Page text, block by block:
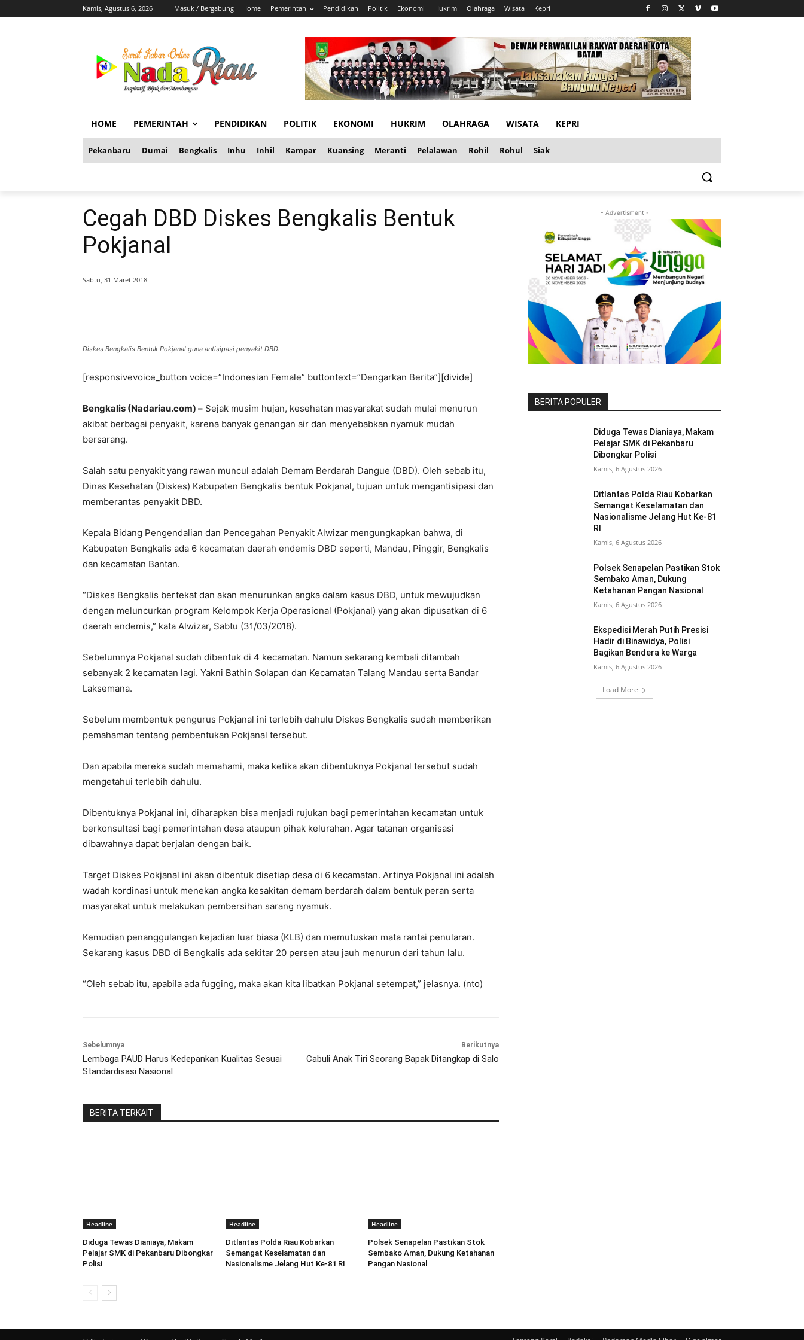
Kamis, Agustus 6, 2026 Masuk / Bergabung Home Pemerintah Pendidikan Politik Ekonomi Hukrim Olahraga Wisata Kepri
HOME PEMERINTAH PENDIDIKAN POLITIK EKONOMI HUKRIM OLAHRAGA WISATA KEPRI
Pekanbaru Dumai Bengkalis Inhu Inhil Kampar Kuansing Meranti Pelalawan Rohil Rohul Siak
Cegah DBD Diskes Bengkalis Bentuk
Pokjanal
Sabtu, 31 Maret 2018
Diskes Bengkalis Bentuk Pokjanal guna antisipasi penyakit DBD.
[responsivevoice_button voice=”Indonesian Female” buttontext=”Dengarkan Berita”][divide]
Bengkalis (Nadariau.com) – Sejak musim hujan, kesehatan masyarakat sudah mulai menurun
akibat berbagai penyakit, karena banyak genangan air dan menyebabkan nyamuk mudah
bersarang.
Salah satu penyakit yang rawan muncul adalah Demam Berdarah Dangue (DBD). Oleh sebab itu,
Dinas Kesehatan (Diskes) Kabupaten Bengkalis bentuk Pokjanal, tujuan untuk mengantisipasi dan
memberantas penyakit DBD.
Kepala Bidang Pengendalian dan Pencegahan Penyakit Alwizar mengungkapkan bahwa, di
Kabupaten Bengkalis ada 6 kecamatan daerah endemis DBD seperti, Mandau, Pinggir, Bengkalis
dan kecamatan Bantan.
“Diskes Bengkalis bertekat dan akan menurunkan angka dalam kasus DBD, untuk mewujudkan
dengan meluncurkan program Kelompok Kerja Operasional (Pokjanal) yang akan dipusatkan di 6
daerah endemis,” kata Alwizar, Sabtu (31/03/2018).
Sebelumnya Pokjanal sudah dibentuk di 4 kecamatan. Namun sekarang kembali ditambah
sebanyak 2 kecamatan lagi. Yakni Bathin Solapan dan Kecamatan Talang Mandau serta Bandar
Laksemana.
Sebelum membentuk pengurus Pokjanal ini terlebih dahulu Diskes Bengkalis sudah memberikan
pemahaman tentang pembentukan Pokjanal tersebut.
Dan apabila mereka sudah memahami, maka ketika akan dibentuknya Pokjanal tersebut sudah
mengetahui terlebih dahulu.
Dibentuknya Pokjanal ini, diharapkan bisa menjadi rujukan bagi pemerintahan kecamatan untuk
berkonsultasi bagi pemerintahan desa ataupun pihak kelurahan. Agar tatanan organisasi
dibawahnya dapat berjalan dengan baik.
Target Diskes Pokjanal ini akan dibentuk disetiap desa di 6 kecamatan. Artinya Pokjanal ini adalah
wadah kordinasi untuk menekan angka kesakitan demam berdarah dalam bentuk peran serta
masyarakat untuk melakukan pembersihan sarang nyamuk.
Kemudian penanggulangan kejadian luar biasa (KLB) dan memutuskan mata rantai penularan.
Sekarang kasus DBD di Bengkalis ada sekitar 20 persen atau jauh menurun dari tahun lalu.
“Oleh sebab itu, apabila ada fugging, maka akan kita libatkan Pokjanal setempat,” jelasnya. (nto)
Sebelumnya
Lembaga PAUD Harus Kedepankan Kualitas Sesuai
Standardisasi Nasional
Berikutnya
Cabuli Anak Tiri Seorang Bapak Ditangkap di Salo
BERITA TERKAIT
Headline
Diduga Tewas Dianiaya, Makam
Pelajar SMK di Pekanbaru Dibongkar
Polisi
Headline
Ditlantas Polda Riau Kobarkan
Semangat Keselamatan dan
Nasionalisme Jelang Hut Ke-81 RI
Headline
Polsek Senapelan Pastikan Stok
Sembako Aman, Dukung Ketahanan
Pangan Nasional
- Advertisment -
BERITA POPULER
Diduga Tewas Dianiaya, Makam
Pelajar SMK di Pekanbaru
Dibongkar Polisi
Kamis, 6 Agustus 2026
Ditlantas Polda Riau Kobarkan
Semangat Keselamatan dan
Nasionalisme Jelang Hut Ke-81
RI
Kamis, 6 Agustus 2026
Polsek Senapelan Pastikan Stok
Sembako Aman, Dukung
Ketahanan Pangan Nasional
Kamis, 6 Agustus 2026
Ekspedisi Merah Putih Presisi
Hadir di Binawidya, Polisi
Bagikan Bendera ke Warga
Kamis, 6 Agustus 2026
Load More